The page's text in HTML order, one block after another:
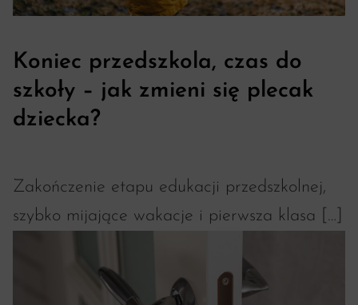
Koniec przedszkola, czas do
szkoły – jak zmieni się plecak
dziecka?
Zakończenie etapu edukacji przedszkolnej,
szybko mijające wakacje i pierwsza klasa […]